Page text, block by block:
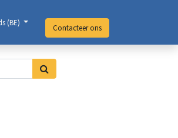
(BE)
Contacteer ons